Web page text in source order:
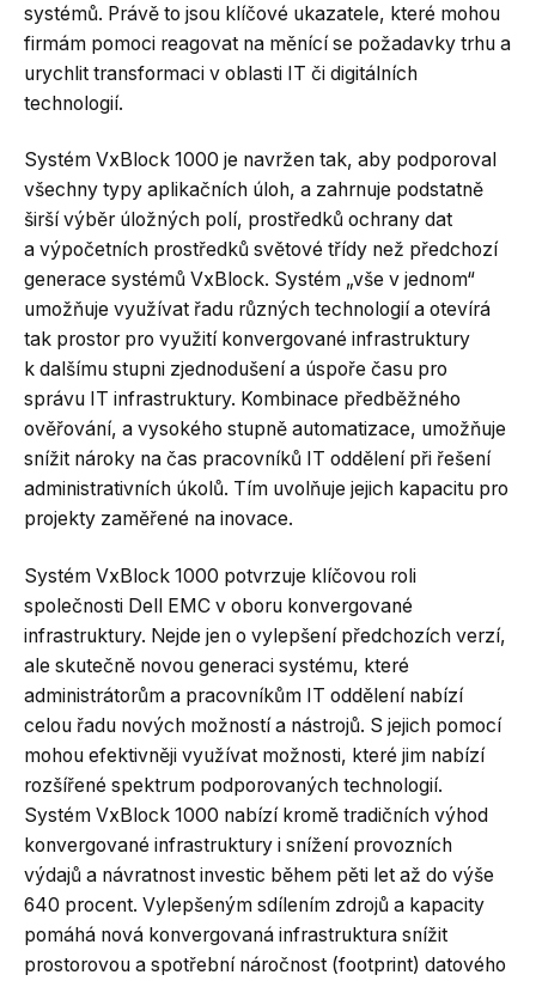
systémů. Právě to jsou klíčové ukazatele, které mohou
firmám pomoci reagovat na měnící se požadavky trhu a
urychlit transformaci v oblasti IT či digitálních
technologií.
Systém VxBlock 1000 je navržen tak, aby podporoval
všechny typy aplikačních úloh, a zahrnuje podstatně
širší výběr úložných polí, prostředků ochrany dat
a výpočetních prostředků světové třídy než předchozí
generace systémů VxBlock. Systém „vše v jednom“
umožňuje využívat řadu různých technologií a otevírá
tak prostor pro využití konvergované infrastruktury
k dalšímu stupni zjednodušení a úspoře času pro
správu IT infrastruktury. Kombinace předběžného
ověřování, a vysokého stupně automatizace, umožňuje
snížit nároky na čas pracovníků IT oddělení při řešení
administrativních úkolů. Tím uvolňuje jejich kapacitu pro
projekty zaměřené na inovace.
Systém VxBlock 1000 potvrzuje klíčovou roli
společnosti Dell EMC v oboru konvergované
infrastruktury. Nejde jen o vylepšení předchozích verzí,
ale skutečně novou generaci systému, které
administrátorům a pracovníkům IT oddělení nabízí
celou řadu nových možností a nástrojů. S jejich pomocí
mohou efektivněji využívat možnosti, které jim nabízí
rozšířené spektrum podporovaných technologií.
Systém VxBlock 1000 nabízí kromě tradičních výhod
konvergované infrastruktury i snížení provozních
výdajů a návratnost investic během pěti let až do výše
640 procent. Vylepšeným sdílením zdrojů a kapacity
pomáhá nová konvergovaná infrastruktura snížit
prostorovou a spotřební náročnost (footprint) datového